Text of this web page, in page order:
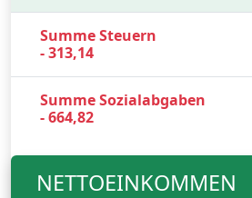
Summe Steuern
- 313,14
Summe Sozialabgaben
- 664,82
NETTOEINKOMMEN